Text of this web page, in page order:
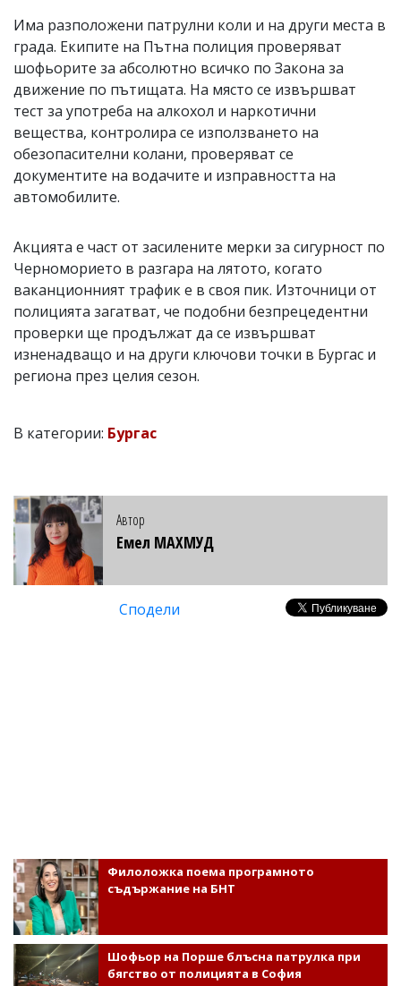
Има разположени патрулни коли и на други места в
града. Екипите на Пътна полиция проверяват
шофьорите за абсолютно всичко по Закона за
движение по пътищата. На място се извършват
тест за употреба на алкохол и наркотични
вещества, контролира се използването на
обезопасителни колани, проверяват се
документите на водачите и изправността на
автомобилите.
Акцията е част от засилените мерки за сигурност по
Черноморието в разгара на лятото, когато
ваканционният трафик е в своя пик. Източници от
полицията загатват, че подобни безпрецедентни
проверки ще продължат да се извършват
изненадващо и на други ключови точки в Бургас и
региона през целия сезон.
В категории: Бургас
Автор
Емел МАХМУД
Сподели
Филоложка поема програмното
съдържание на БНТ
Шофьор на Порше блъсна патрулка при
бягство от полицията в София